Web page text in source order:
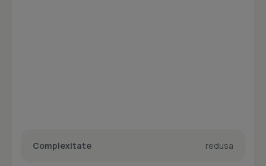
Complexitate redusa